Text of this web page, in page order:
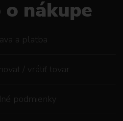
nákupe
a platba
/ vrátiť tovar
podmienky